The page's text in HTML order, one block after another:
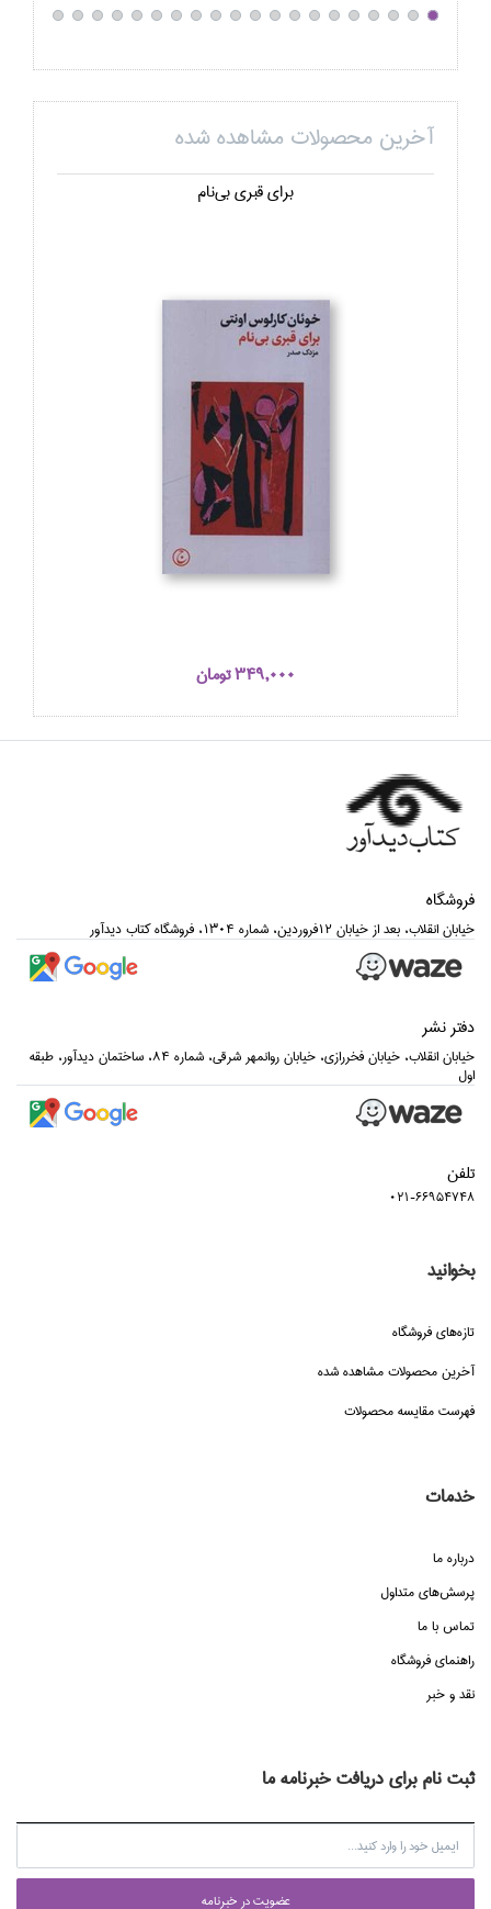
آخرین محصولات مشاهده شده
براي قبري بي‌نام
349,000 تومان
فروشگاه
خيابان انقلاب، بعد از خيابان 12فروردين، شماره 1304، فروشگاه كتاب ديدآور
دفتر نشر
خيابان انقلاب، خيابان فخررازي، خيابان روانمهر شرقي، شماره 84، ساختمان ديدآور، طبقه
اول
تلفن
021-66954748
بخوانید
تازه‌هاي فروشگاه
آخرین محصولات مشاهده شده
فهرست مقایسه محصولات
خدمات
درباره ما
پرسش‌هاي متداول
تماس با ما
راهنماي فروشگاه
نقد و خبر
ثبت نام برای دریافت خبرنامه ما
عضويت در خبرنامه